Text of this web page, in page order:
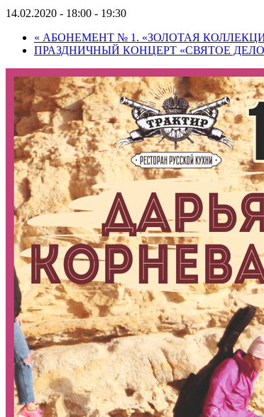
14.02.2020 - 18:00 - 19:30
« АБОНЕМЕНТ № 1. «ЗОЛОТАЯ
ПРАЗДНИЧНЫЙ КОНЦЕРТ «СВЯТОЕ